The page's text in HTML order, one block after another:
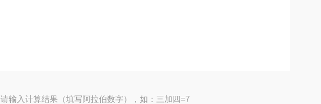
请输入计算结果（填写阿拉伯数字），如：三加四=7